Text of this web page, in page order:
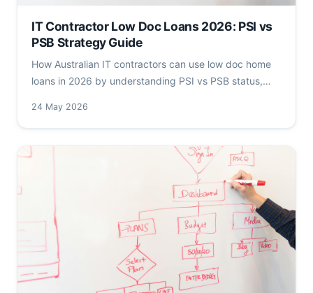
IT Contractor Low Doc Loans 2026: PSI vs
PSB Strategy Guide
How Australian IT contractors can use low doc home
loans in 2026 by understanding PSI vs PSB status,
— with real AUD numbers and authority links.
24 May 2026